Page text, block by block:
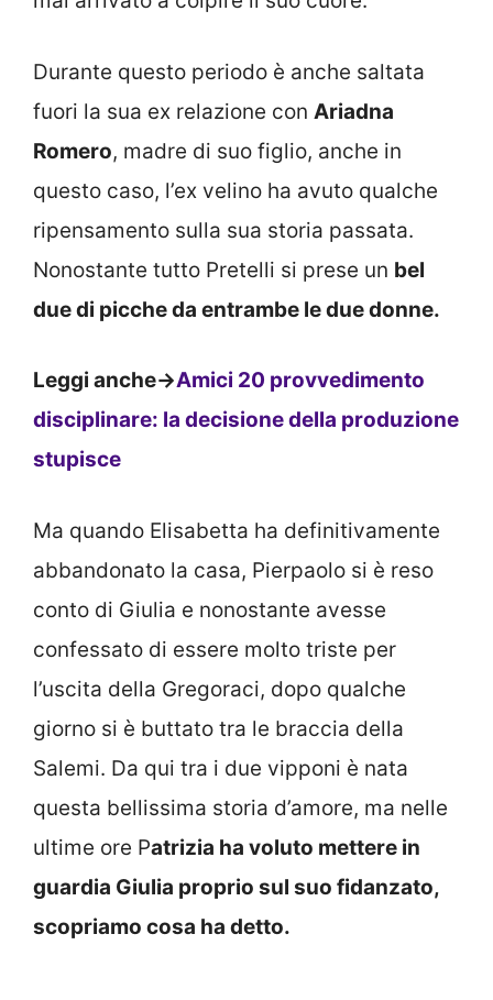
Durante questo periodo è anche saltata
fuori la sua ex relazione con Ariadna
Romero, madre di suo figlio, anche in
questo caso, l’ex velino ha avuto qualche
ripensamento sulla sua storia passata.
Nonostante tutto Pretelli si prese un bel
due di picche da entrambe le due donne.
Leggi anche->Amici 20 provvedimento
disciplinare: la decisione della produzione
stupisce
Ma quando Elisabetta ha definitivamente
abbandonato la casa, Pierpaolo si è reso
conto di Giulia e nonostante avesse
confessato di essere molto triste per
l’uscita della Gregoraci, dopo qualche
giorno si è buttato tra le braccia della
Salemi. Da qui tra i due vipponi è nata
questa bellissima storia d’amore, ma nelle
ultime ore Patrizia ha voluto mettere in
guardia Giulia proprio sul suo fidanzato,
scopriamo cosa ha detto.